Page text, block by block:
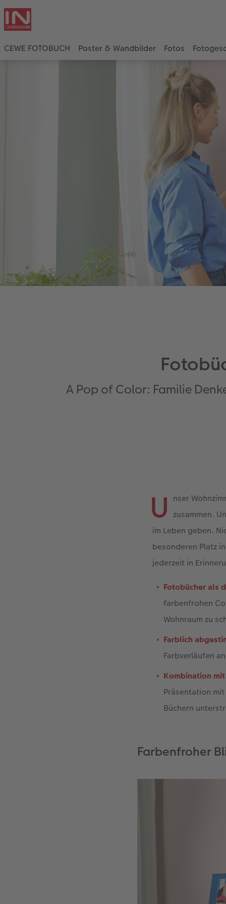
CEWE FOTOBUCH Poster & Wandbilder Fotos
A Pop of Color: Familie
U nser
zusammen.
im Leben geben.
besonderen Platz
jederzeit in
Fotobücher als
farbenfrohen
Wohnraum zu
Farblich
Farbverläufen
Kombination
Präsentation
Büchern
Farbenfroher